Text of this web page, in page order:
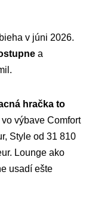
v júni 2026.
a
hračka to
výbave Comfort
Style od 31 810
Lounge ako
usadí ešte